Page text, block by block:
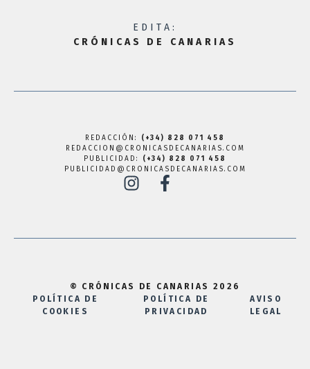
EDITA:
CRÓNICAS DE CANARIAS
REDACCIÓN: (+34) 828 071 458
REDACCION@CRONICASDECANARIAS.COM
PUBLICIDAD: (+34) 828 071 458
PUBLICIDAD@CRONICASDECANARIAS.COM
© CRÓNICAS DE CANARIAS 2026
POLÍTICA DE
COOKIES
POLÍTICA DE
PRIVACIDAD
AVISO
LEGAL